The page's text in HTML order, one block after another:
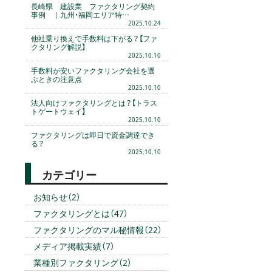
長崎県 建設業 ファクタリング契約
事例 ｜九州・福岡エリア特…
2025.10.24
他社乗り換えで手数料は下がる？【ファ
クタリング解説】
2025.10.10
手数料が安いファクタリング会社を選
ぶときの注意点
2025.10.10
法人向けファクタリングとは？【トラス
トゲートウェイ】
2025.10.10
ファクタリングは即日で資金調達でき
る？
2025.10.10
カテゴリー
お知らせ（2）
ファクタリングとは（47）
ファクタリングのマル秘情報（22）
メディア掲載実績（7）
業種別ファクタリング（2）